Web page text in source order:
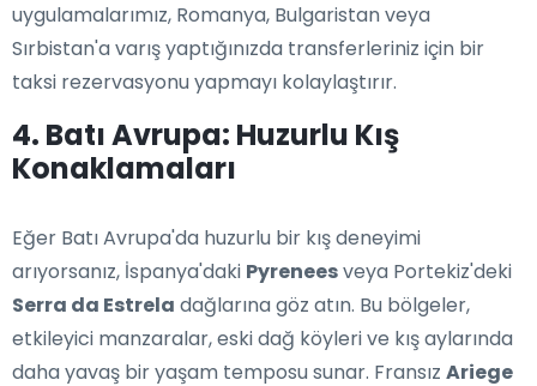
uygulamalarımız, Romanya, Bulgaristan veya
Sırbistan'a varış yaptığınızda transferleriniz için bir
taksi rezervasyonu yapmayı kolaylaştırır.
4. Batı Avrupa: Huzurlu Kış
Konaklamaları
Eğer Batı Avrupa'da huzurlu bir kış deneyimi
arıyorsanız, İspanya'daki Pyreneesveya Portekiz'deki
Serra da Estrela dağlarına göz atın. Bu bölgeler,
etkileyici manzaralar, eski dağ köyleri ve kış aylarında
daha yavaş bir yaşam temposu sunar. Fransız Ariege